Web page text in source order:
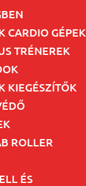
CARDIO GÉPEK
TRÉNEREK
KIEGÉSZÍTŐK
ROLLER
ÉS